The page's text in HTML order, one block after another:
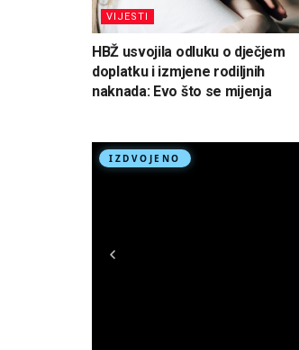
VIJESTI
HBŽ usvojila odluku o dječjem
doplatku i izmjene rodiljnih
naknada: Evo što se mijenja